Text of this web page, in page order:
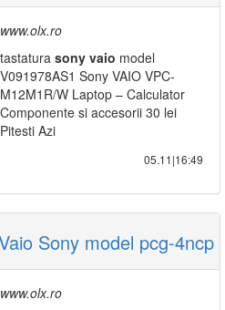
www.olx.ro
tastatura sony vaio model
V091978AS1 Sony VAIO VPC-
M12M1R/W Laptop – Calculator
Componente si accesorii 30 lei
Pitesti Azi
05.11|16:49
Sony model pcg-4ncp
www.olx.ro